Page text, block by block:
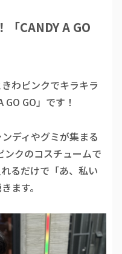
CANDY A GO
わピンクでキラキラ
GO」です！
ディやグミが集まる
クのコスチュームで
るだけで「あ、私い
ます。